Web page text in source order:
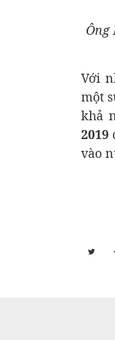
Ông
Với
một
khả
2019
vào